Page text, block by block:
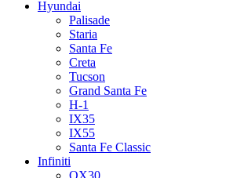
Hyundai
Palisade
Staria
Santa Fe
Creta
Tucson
Grand Santa Fe
H-1
IX35
IX55
Santa Fe Classic
Infiniti
QX30